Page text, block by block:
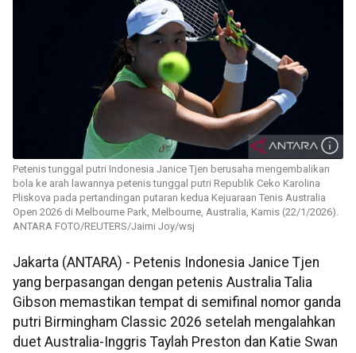
Petenis tunggal putri Indonesia Janice Tjen berusaha mengembalikan
bola ke arah lawannya petenis tunggal putri Republik Ceko Karolina
Pliskova pada pertandingan putaran kedua Kejuaraan Tenis Australia
Open 2026 di Melbourne Park, Melbourne, Australia, Kamis (22/1/2026).
ANTARA FOTO/REUTERS/Jaimi Joy/wsj
Jakarta (ANTARA) - Petenis Indonesia Janice Tjen
yang berpasangan dengan petenis Australia Talia
Gibson memastikan tempat di semifinal nomor ganda
putri Birmingham Classic 2026 setelah mengalahkan
duet Australia-Inggris Taylah Preston dan Katie Swan